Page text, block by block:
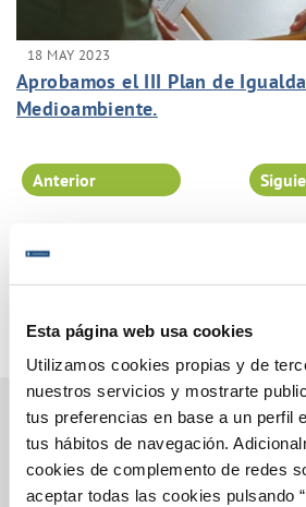
Esta página web usa cookies
Utilizamos cookies propias y de
nuestros servicios y mostrarte
tus preferencias en base a un perfil
tus hábitos de navegación.
cookies de complemento de redes
aceptar todas las cookies pulsando
18 MAY 2023
Aprobamos el III Plan de
Medioambiente.
Anterior
Gestiones Online